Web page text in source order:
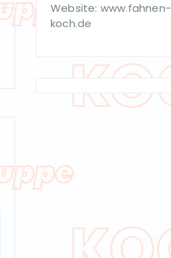
Website: www.fahnen-
koch.de